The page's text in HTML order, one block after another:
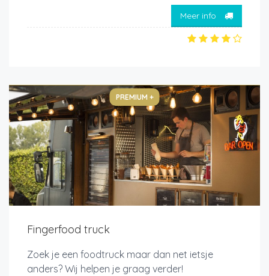
Meer info
PREMIUM +
Fingerfood truck
Zoek je een foodtruck maar dan net ietsje
anders? Wij helpen je graag verder!